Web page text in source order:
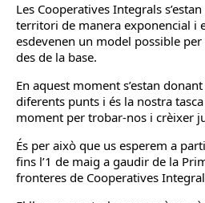
Les Cooperatives Integrals
territori de manera exponencial i
esdevenen un model possible
des de la base.
En aquest moment s’estan
diferents punts i és la nostra
moment per trobar-nos i crèixer
És per això que us esperem a
fins l’1 de maig a gaudir de la
fronteres de Cooperatives